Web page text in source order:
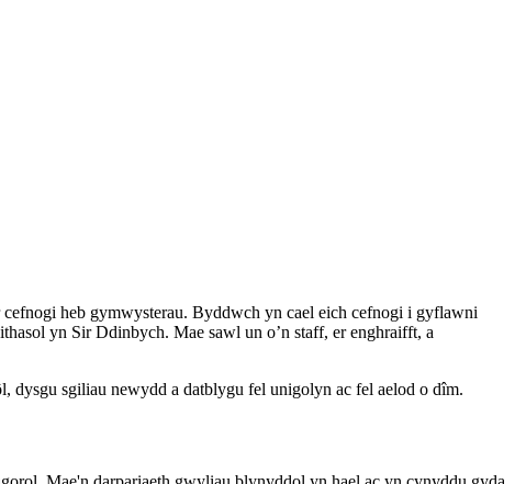
heb gymwysterau. Byddwch yn cael eich cefnogi i gyflawni
yn Sir Ddinbych. Mae sawl un o’n staff, er enghraifft, a
sgiliau newydd a datblygu fel unigolyn ac fel aelod o dîm.